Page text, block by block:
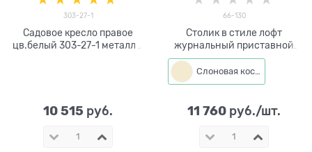
303-27-1
Садовое кресло правое
цв.белый 303-27-1 металл и
10 515 руб.
66-130
Столик в стиле лофт
журнальный приставной
66-130 d=34см
Слоновая кость
11 760 руб./шт.